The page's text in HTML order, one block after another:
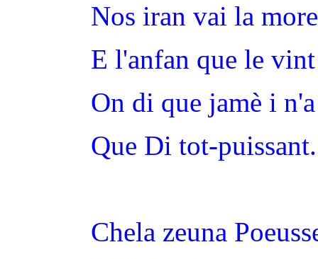
Nos iran vai la more
E l'anfan que le
On di que jamè i
Que Di tot-
Chela zeuna